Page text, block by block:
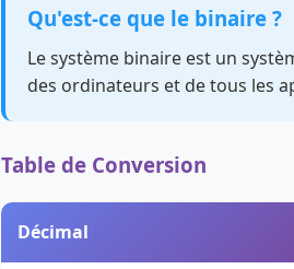
Qu'est-ce que le binaire ?
Le système binaire est un
des ordinateurs et de tous les
Table de Conversion
Décimal